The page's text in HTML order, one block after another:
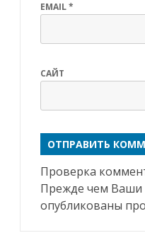
EMAIL*
САЙТ
Проверка
Прежде чем Ваши
опубликованы